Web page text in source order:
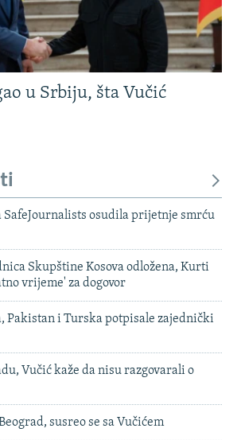
u Srbiju, šta Vučić
SafeJournalists osudila prijetnje smrću
Skupštine Kosova odložena, Kurti
vrijeme' za dogovor
Pakistan i Turska potpisale zajednički
Vučić kaže da nisu razgovarali o
susreo se sa Vučićem